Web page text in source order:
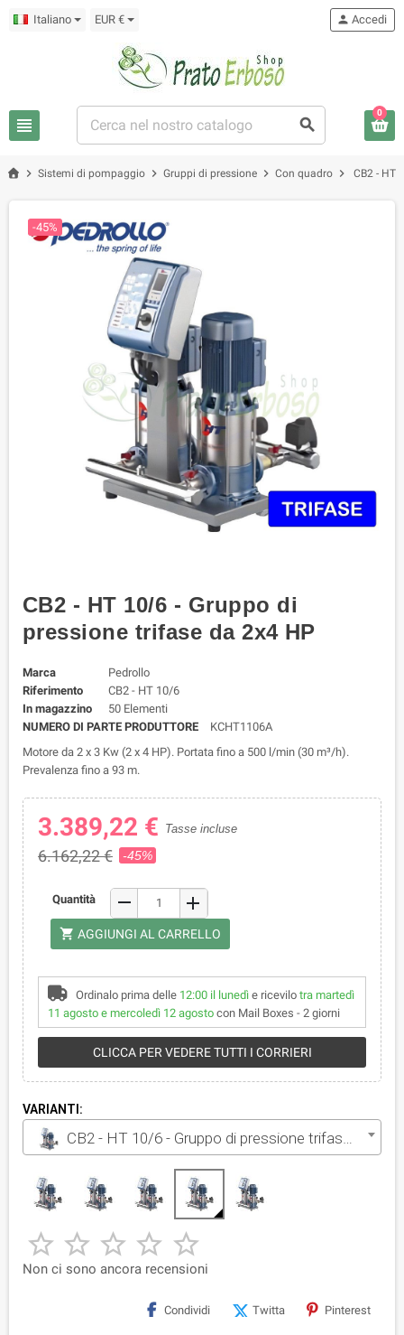
Italiano EUR €
view_headline search
person Accedi
0
chevron_right Sistemi di pompaggio chevron_right Gruppi di pressione chevron_right Con quadro chevron_right CB2 - HT
-45%
CB2 - HT 10/6 - Gruppo di
pressione trifase da 2x4 HP
Marca
Pedrollo
Riferimento
CB2 - HT 10/6
In magazzino
50 Elementi
NUMERO DI PARTE PRODUTTORE
KCHT1106A
Motore da 2 x 3 Kw (2 x 4 HP). Portata fino a 500 l/min (30 m³/h).
Prevalenza fino a 93 m.
3.389,22 € Tasse incluse
6.162,22 € -45%
Quantità remove add
shopping_cart AGGIUNGI AL CARRELLO
Ordinalo prima delle 12:00 il lunedìe ricevilo tra martedì
11 agosto e mercoledì 12 agosto con Mail Boxes - 2 giorni
CLICCA PER VEDERE TUTTI I CORRIERI
VARIANTI:
CB2 - HT 10/6 - Gruppo di pressione trifase da 2x4 HP
    
Non ci sono ancora recensioni
Condividi Twitta Pinterest